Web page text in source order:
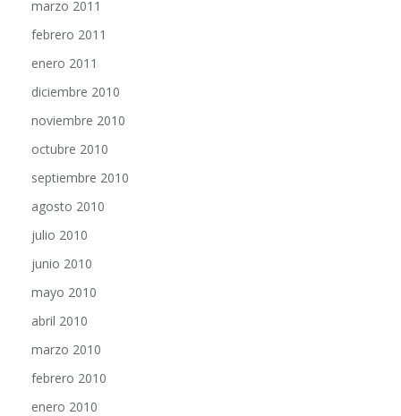
marzo 2011
febrero 2011
enero 2011
diciembre 2010
noviembre 2010
octubre 2010
septiembre 2010
agosto 2010
julio 2010
junio 2010
mayo 2010
abril 2010
marzo 2010
febrero 2010
enero 2010